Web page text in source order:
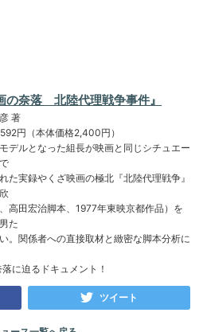
の奈落 北陸代理戦争事件』
著
円（本体価格2,400円）
デルとなった組長が映画と同じシチュエー
た実録やくざ映画の極北『北陸代理戦争』
高田宏治脚本、1977年東映京都作品）を
た
。関係者への直接取材と緻密な脚本分析に
に迫るドキュメント！
ツイート